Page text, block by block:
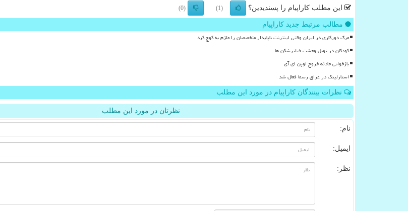
این مطلب کاراپیام را پسندیدین؟ (1)
(0)
مطالب مرتبط جدید کاراپیام
مرگ دورکاری در ایران وقتی اینترنت ناپایدار متخصصان را ملزم به کوچ کرد
کودکان در تونل وحشت فیلترشکن ها
بازخوانی حادثه خروج اوپن ای آی
استارلینک در عراق رسما فعال شد
نظرات بینندگان کاراپیام در مورد این مطلب
نظرتان در مورد این مطلب
نام:
ایمیل:
نظر: